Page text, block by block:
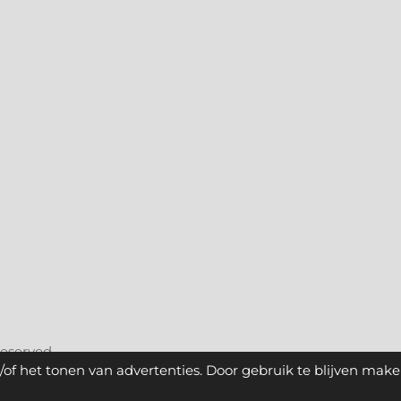
het tonen van advertenties. Door gebruik te blijven